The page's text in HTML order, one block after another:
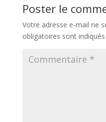
Poster le
Votre adresse e-mail ne
obligatoires sont